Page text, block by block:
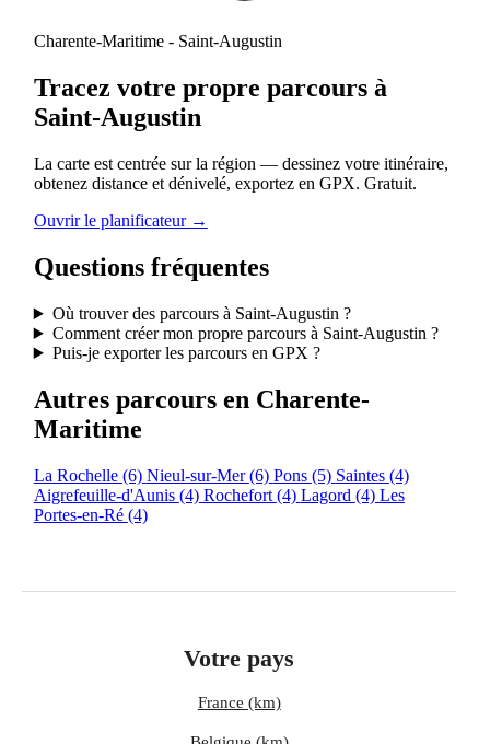
Charente-Maritime - Saint-Augustin
Tracez votre propre parcours à
Saint-Augustin
La carte est centrée sur la région — dessinez votre itinéraire,
obtenez distance et dénivelé, exportez en GPX. Gratuit.
Ouvrir le planificateur →
Questions fréquentes
Où trouver des parcours à Saint-Augustin ?
Comment créer mon propre parcours à Saint-Augustin ?
Puis-je exporter les parcours en GPX ?
Autres parcours en Charente-
Maritime
La Rochelle (6) Nieul-sur-Mer(6) Pons (5) Saintes (4)
Aigrefeuille-d'Aunis (4) Rochefort (4) Lagord (4) Les
Portes-en-Ré (4)
Votre pays
France (km)